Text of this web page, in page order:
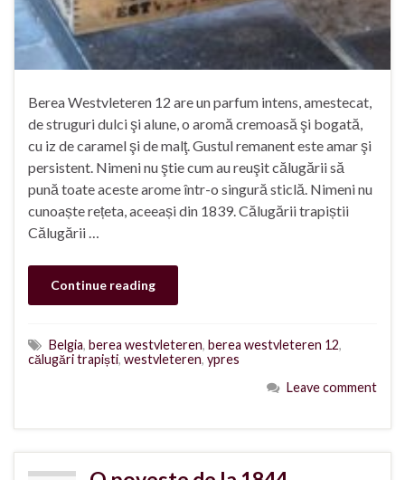
Berea Westvleteren 12 are un parfum intens, amestecat,
de struguri dulci şi alune, o aromă cremoasă şi bogată,
cu iz de caramel şi de malţ. Gustul remanent este amar şi
persistent. Nimeni nu ştie cum au reuşit călugării să
pună toate aceste arome într-o singură sticlă. Nimeni nu
cunoaște rețeta, aceeași din 1839. Călugării trapiștii
Călugării …
Continue reading
Belgia, berea westvleteren, berea westvleteren 12,
călugări trapiști, westvleteren, ypres
Leave comment